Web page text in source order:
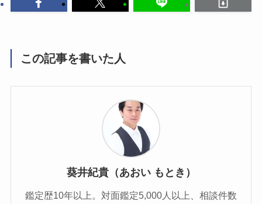
この記事を書いた人
葵井紀貴（あおい もとき）
鑑定歴10年以上。対面鑑定5,000人以上、相談件数